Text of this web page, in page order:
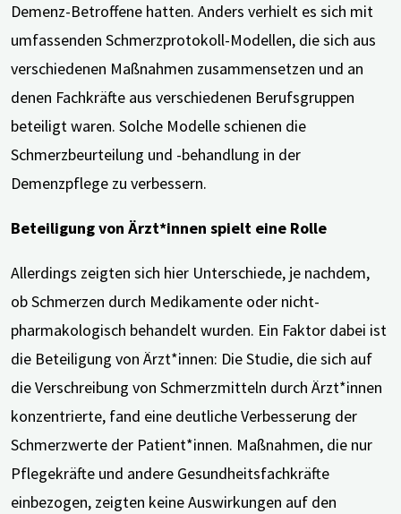
Demenz-Betroffene hatten. Anders verhielt es sich mit
umfassenden Schmerzprotokoll-Modellen, die sich aus
verschiedenen Maßnahmen zusammensetzen und an
denen Fachkräfte aus verschiedenen Berufsgruppen
beteiligt waren. Solche Modelle schienen die
Schmerzbeurteilung und -behandlung in der
Demenzpflege zu verbessern.
Beteiligung von Ärzt*innen spielt eine Rolle
Allerdings zeigten sich hier Unterschiede, je nachdem,
ob Schmerzen durch Medikamente oder nicht-
pharmakologisch behandelt wurden. Ein Faktor dabei ist
die Beteiligung von Ärzt*innen: Die Studie, die sich auf
die Verschreibung von Schmerzmitteln durch Ärzt*innen
konzentrierte, fand eine deutliche Verbesserung der
Schmerzwerte der Patient*innen. Maßnahmen, die nur
Pflegekräfte und andere Gesundheitsfachkräfte
einbezogen, zeigten keine Auswirkungen auf den